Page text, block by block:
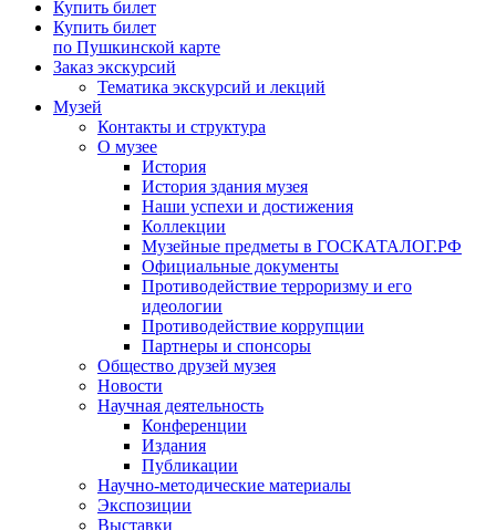
Купить билет
Купить билет
по Пушкинской карте
Заказ экскурсий
Тематика экскурсий и лекций
Музей
Контакты и структура
О музее
История
История здания музея
Наши успехи и достижения
Коллекции
Музейные предметы в ГОСКАТАЛОГ.РФ
Официальные документы
Противодействие терроризму и его
идеологии
Противодействие коррупции
Партнеры и спонсоры
Общество друзей музея
Новости
Научная деятельность
Конференции
Издания
Публикации
Научно-методические материалы
Экспозиции
Выставки